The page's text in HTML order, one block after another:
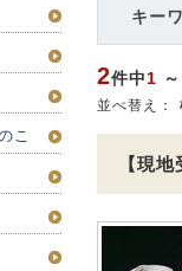
キー
2件中1 ～
並べ替え：
【現
こ